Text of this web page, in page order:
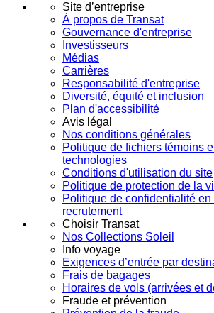
Site d’entreprise
À propos de Transat
Gouvernance d'entreprise
Investisseurs
Médias
Carrières
Responsabilité d'entreprise
Diversité, équité et inclusion
Plan d'accessibilité
Avis légal
Nos conditions générales
Politique de fichiers témoins
technologies
Conditions d'utilisation du site
Politique de protection de la
Politique de confidentialité en
recrutement
Choisir Transat
Nos Collections Soleil
Info voyage
Exigences d’entrée par
Frais de bagages
Horaires de vols (arrivées et
Fraude et prévention